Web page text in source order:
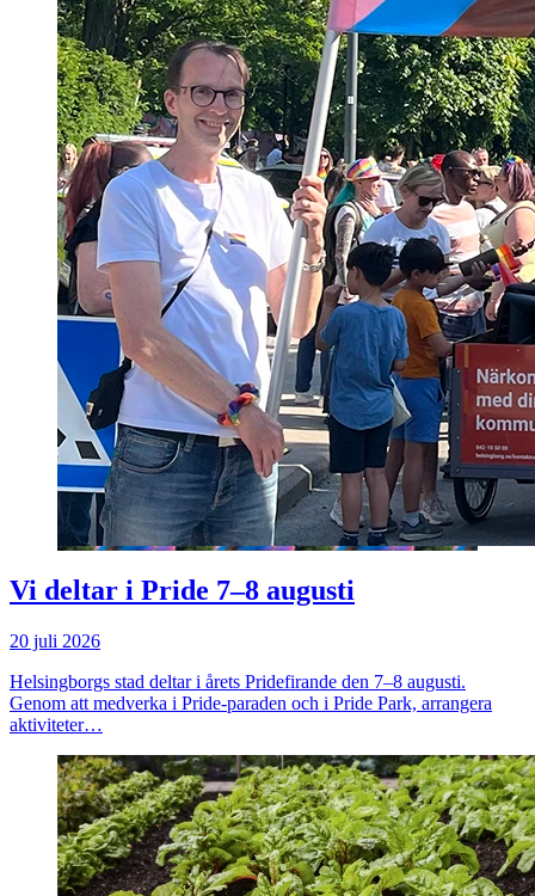
Vi deltar i Pride 7–8 augusti
20 juli 2026
Helsingborgs stad deltar i årets Pridefirande den 7–8 augusti.
Genom att medverka i Pride-paraden och i Pride Park, arrangera
aktiviteter…